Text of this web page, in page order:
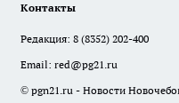
Контакты
Редакция: 8 (8352) 202-400
Email: red@pg21.ru
© pgn21.ru - Новости